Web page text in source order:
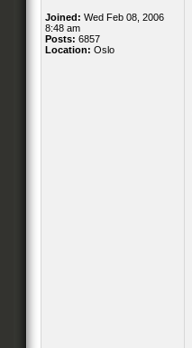
Joined: Wed Feb 08, 2006
8:48 am
Posts: 6857
Location: Oslo